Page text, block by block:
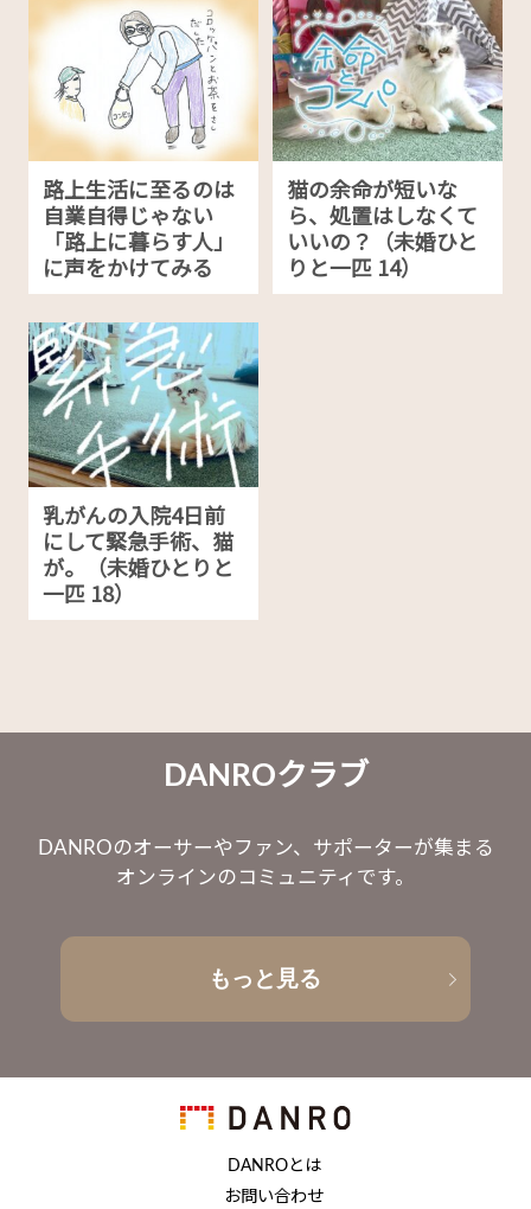
路上生活に至るのは
自業自得じゃない
「路上に暮らす人」
に声をかけてみる
猫の余命が短いな
ら、処置はしなくて
いいの？（未婚ひと
りと一匹 14）
乳がんの入院4日前
にして緊急手術、猫
が。（未婚ひとりと
一匹 18）
DANROクラブ
DANROのオーサーやファン、サポーターが集まる
オンラインのコミュニティです。
もっと見る
DANROとは
お問い合わせ